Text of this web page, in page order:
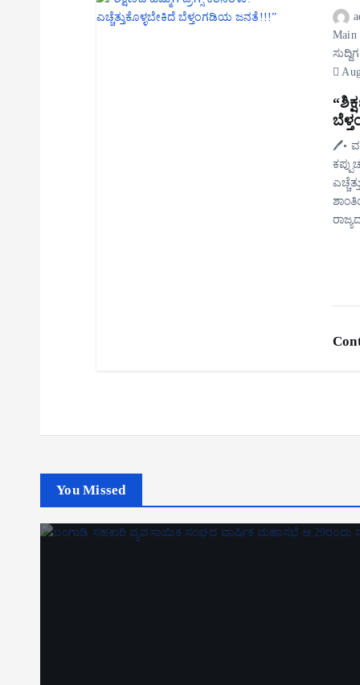
Main
🖊️•
You Missed